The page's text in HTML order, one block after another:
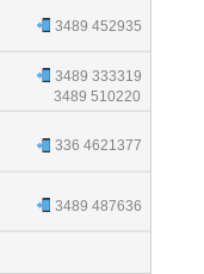
3489 452935
3489 333319
3489 510220
336 4621377
3489 487636